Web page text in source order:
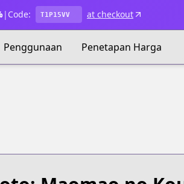
| Code: T1P15VV at checkout
Penggunaan Penetapan Harga